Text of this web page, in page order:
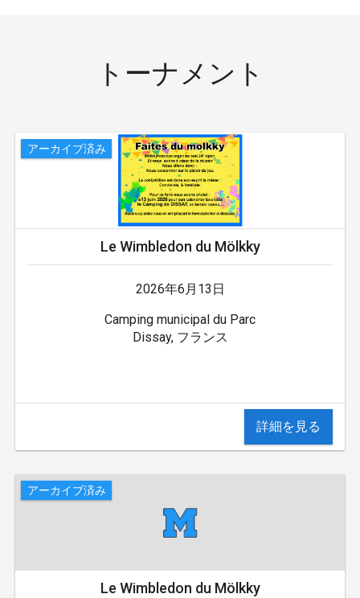
トーナメント
アーカイブ済み
Le Wimbledon du Mölkky
2026年6月13日
Camping municipal du Parc
Dissay, フランス
詳細を見る
アーカイブ済み
Le Wimbledon du Mölkky